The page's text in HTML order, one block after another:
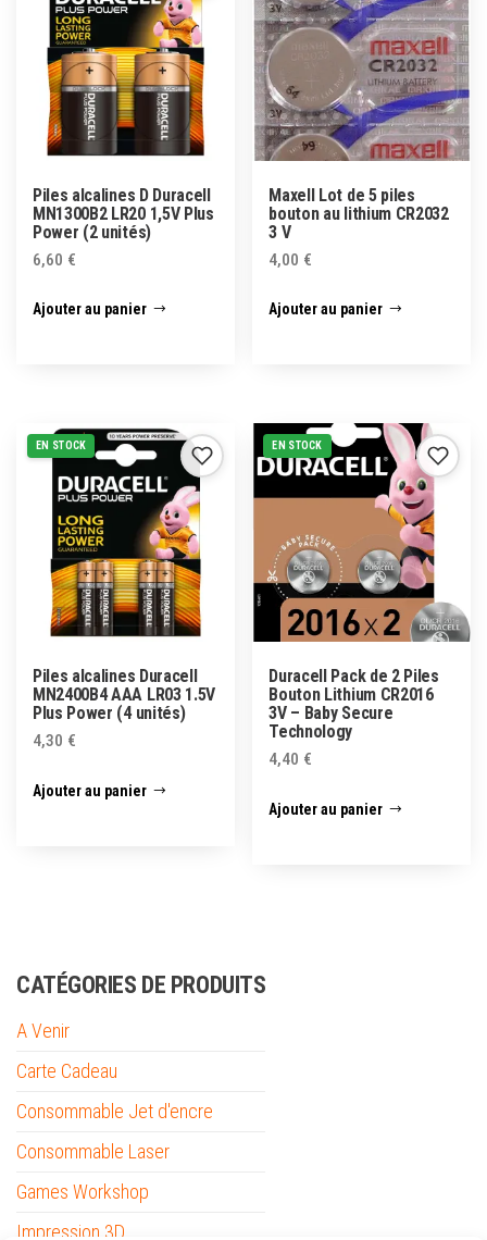
Piles alcalines D Duracell
MN1300B2 LR20 1,5V Plus
Power (2 unités)
6,60 €
Ajouter au panier
Maxell Lot de 5 piles
bouton au lithium CR2032
3 V
4,00 €
Ajouter au panier
EN STOCK
Piles alcalines Duracell
MN2400B4 AAA LR03 1.5V
Plus Power (4 unités)
4,30 €
Ajouter au panier
EN STOCK
Duracell Pack de 2 Piles
Bouton Lithium CR2016
3V – Baby Secure
Technology
4,40 €
Ajouter au panier
CATÉGORIES DE PRODUITS
A Venir
Carte Cadeau
Consommable Jet d'encre
Consommable Laser
Games Workshop
Impression 3D